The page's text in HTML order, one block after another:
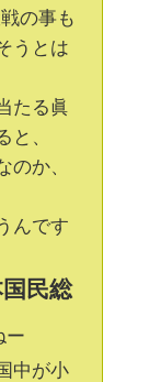
の事も
うとは
たる眞
と、
のか、
んです
国民総
ー
中が小